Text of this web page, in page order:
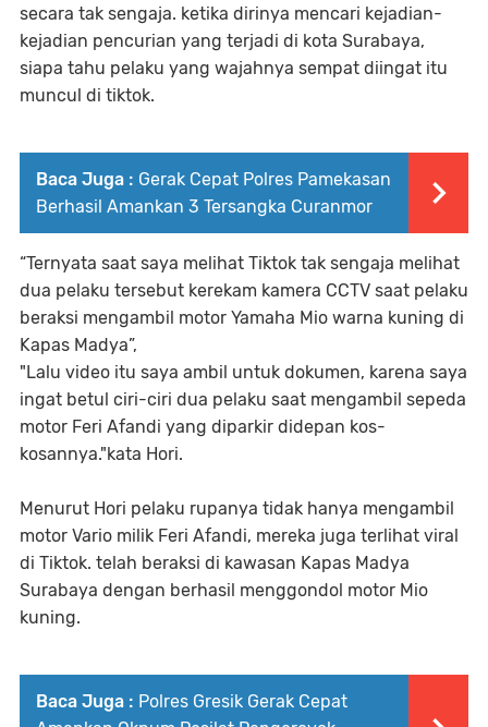
secara tak sengaja. ketika dirinya mencari kejadian-
kejadian pencurian yang terjadi di kota Surabaya,
siapa tahu pelaku yang wajahnya sempat diingat itu
muncul di tiktok.
Baca Juga : Gerak Cepat Polres Pamekasan
Berhasil Amankan 3 Tersangka Curanmor
“Ternyata saat saya melihat Tiktok tak sengaja melihat
dua pelaku tersebut kerekam kamera CCTV saat pelaku
beraksi mengambil motor Yamaha Mio warna kuning di
Kapas Madya”,
"Lalu video itu saya ambil untuk dokumen, karena saya
ingat betul ciri-ciri dua pelaku saat mengambil sepeda
motor Feri Afandi yang diparkir didepan kos-
kosannya."kata Hori.
Menurut Hori pelaku rupanya tidak hanya mengambil
motor Vario milik Feri Afandi, mereka juga terlihat viral
di Tiktok. telah beraksi di kawasan Kapas Madya
Surabaya dengan berhasil menggondol motor Mio
kuning.
Baca Juga : Polres Gresik Gerak Cepat